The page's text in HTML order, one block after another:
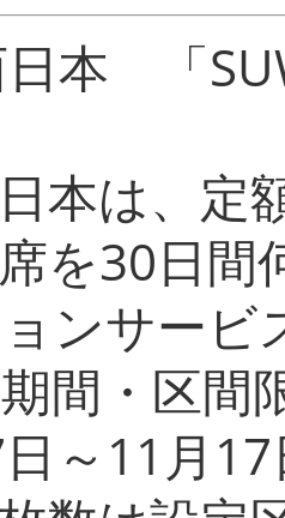
本 「
本は、定
を30日間
ンサービ
間・区間
～11月